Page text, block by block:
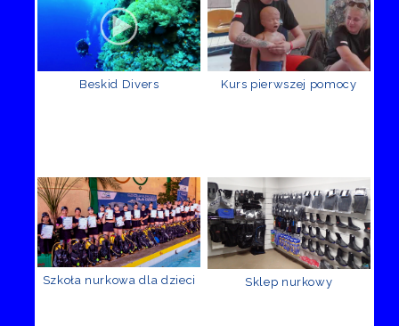
Beskid Divers Kurs pierwszej pomocy
Szkoła nurkowa dla dzieci Sklep nurkowy